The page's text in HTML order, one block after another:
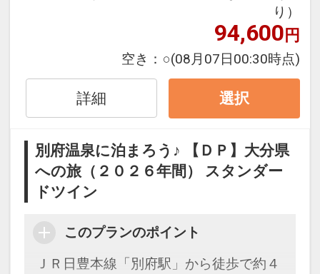
和食レストランは、海鮮桶をメインにし
-------------------------------------------------
■ご朝食 6:40 ～ 10:00（LO 9：30）
・和食レストラン「熊八亭」
・バイキングレストラン「BOLD
※食事会場は当日お選びいただけます。
■駐車場ご利用無料（300台収容可能）
※満車の際は、周辺のコインパーキング
■全室無線LAN（Wi-Fi）対応
◆お子様料金、添い寝につきまして◆
り）
94,600円
空き： ○(08月07日00:30時点)
詳細 選択
別府温泉に泊まろう♪ 【ＤＰ】大分県
への旅（２０２６年間） スタンダー
ドツイン
このプランのポイント
ＪＲ日豊本線「別府駅」から徒歩で約４